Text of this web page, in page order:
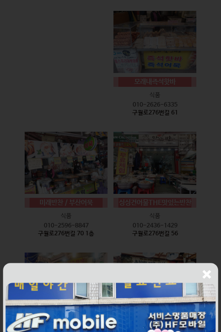
모래내즉석핫바
식품
010-2626-6335
구월로276번길 61
미래반찬 / 부산어묵
식품
010-2596-8847
구월로276번길 70 1층
싱싱건어물THE맛있는반찬
식품
010-2436-1429
구월로276번길 56
웰빙즉석손두부 윤하네건어물